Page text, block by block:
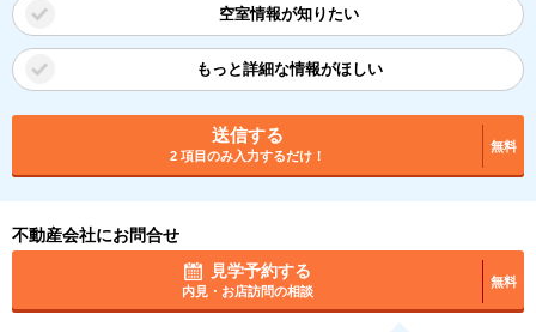
空室情報が知りたい
もっと詳細な情報がほしい
送信する
2 項目のみ入力するだけ！
無料
不動産会社にお問合せ
見学予約する
内見・お店訪問の相談
無料